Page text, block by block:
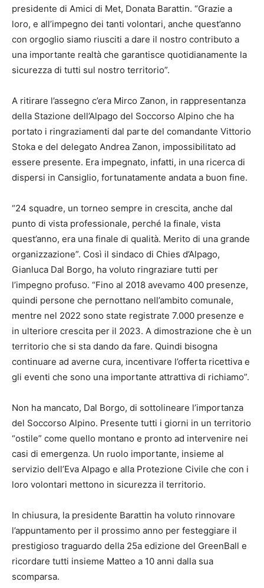
presidente di Amici di Met, Donata Barattin. “Grazie a
loro, e all’impegno dei tanti volontari, anche quest’anno
con orgoglio siamo riusciti a dare il nostro contributo a
una importante realtà che garantisce quotidianamente la
sicurezza di tutti sul nostro territorio”.
A ritirare l’assegno c’era Mirco Zanon, in rappresentanza
della Stazione dell’Alpago del Soccorso Alpino che ha
portato i ringraziamenti dal parte del comandante Vittorio
Stoka e del delegato Andrea Zanon, impossibilitato ad
essere presente. Era impegnato, infatti, in una ricerca di
dispersi in Cansiglio, fortunatamente andata a buon fine.
“24 squadre, un torneo sempre in crescita, anche dal
punto di vista professionale, perché la finale, vista
quest’anno, era una finale di qualità. Merito di una grande
organizzazione”. Così il sindaco di Chies d’Alpago,
Gianluca Dal Borgo, ha voluto ringraziare tutti per
l’impegno profuso. “Fino al 2018 avevamo 400 presenze,
quindi persone che pernottano nell’ambito comunale,
mentre nel 2022 sono state registrate 7.000 presenze e
in ulteriore crescita per il 2023. A dimostrazione che è un
territorio che si sta dando da fare. Quindi bisogna
continuare ad averne cura, incentivare l’offerta ricettiva e
gli eventi che sono una importante attrattiva di richiamo”.
Non ha mancato, Dal Borgo, di sottolineare l’importanza
del Soccorso Alpino. Presente tutti i giorni in un territorio
“ostile” come quello montano e pronto ad intervenire nei
casi di emergenza. Un ruolo importante, insieme al
servizio dell’Eva Alpago e alla Protezione Civile che con i
loro volontari mettono in sicurezza il territorio.
In chiusura, la presidente Barattin ha voluto rinnovare
l’appuntamento per il prossimo anno per festeggiare il
prestigioso traguardo della 25a edizione del GreenBall e
ricordare tutti insieme Matteo a 10 anni dalla sua
scomparsa.